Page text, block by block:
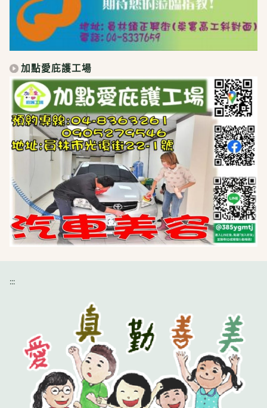
加點愛庇護工場
:::